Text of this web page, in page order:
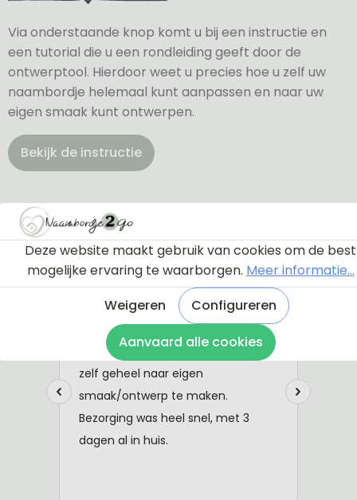
Via onderstaande knop komt u bij een instructie en
een tutorial die u een rondleiding geeft door de
ontwerptool. Hierdoor weet u precies hoe u zelf uw
naambordje helemaal kunt aanpassen en naar uw
eigen smaak kunt ontwerpen.
Bekijk de instructie
Deze website maakt gebruik van cookies om de best
mogelijke ervaring te waarborgen. Meer informatie...
Weigeren
Configureren
Aanvaard alle cookies